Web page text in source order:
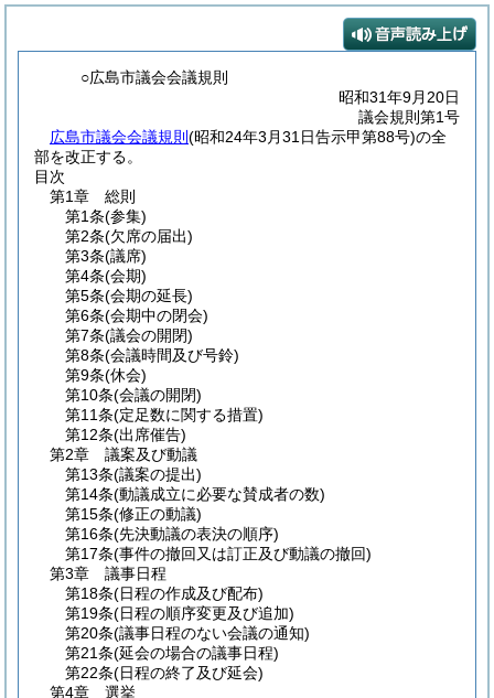
○広島市議会会議規則
昭和31年9月20日
議会規則第1号
広島市議会会議規則 (昭和24年3月31日告示甲第88号)の全
部を改正する。
目次
第1章
総則
第1条(参集)
第2条(欠席の届出)
第3条(議席)
第4条(会期)
第5条(会期の延長)
第6条(会期中の閉会)
第7条(議会の開閉)
第8条(会議時間及び号鈴)
第9条(休会)
第10条(会議の開閉)
第11条(定足数に関する措置)
第12条(出席催告)
第2章
議案及び動議
第13条(議案の提出)
第14条(動議成立に必要な賛成者の数)
第15条(修正の動議)
第16条(先決動議の表決の順序)
第17条(事件の撤回又は訂正及び動議の撤回)
第3章
議事日程
第18条(日程の作成及び配布)
第19条(日程の順序変更及び追加)
第20条(議事日程のない会議の通知)
第21条(延会の場合の議事日程)
第22条(日程の終了及び延会)
第4章
選挙